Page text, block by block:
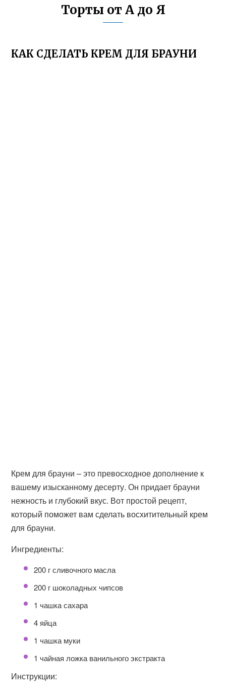
Торты от А до Я
КАК СДЕЛАТЬ КРЕМ ДЛЯ БРАУНИ
Крем для брауни – это превосходное дополнение к
вашему изысканному десерту. Он придает брауни
нежность и глубокий вкус. Вот простой рецепт,
который поможет вам сделать восхитительный крем
для брауни.
Ингредиенты:
200 г сливочного масла
200 г шоколадных чипсов
1 чашка сахара
4 яйца
1 чашка муки
1 чайная ложка ванильного экстракта
Инструкции: